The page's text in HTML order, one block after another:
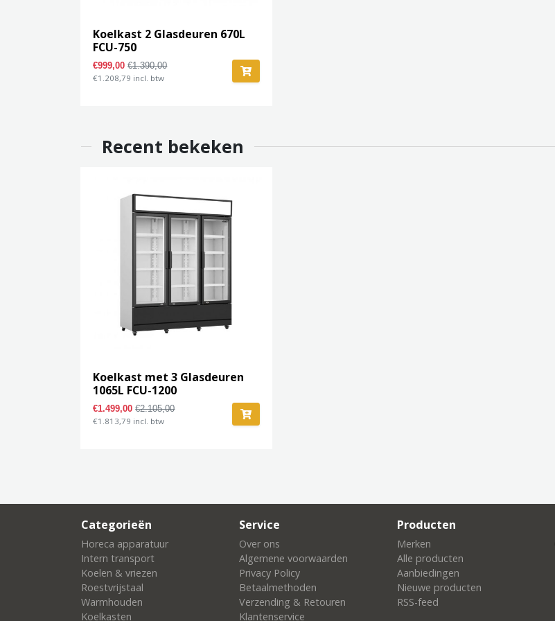
Koelkast 2 Glasdeuren 670L
FCU-750
€999,00€1.390,00
€1.208,79 incl. btw
Recent bekeken
Koelkast met 3 Glasdeuren
1065L FCU-1200
€1.499,00€2.105,00
€1.813,79 incl. btw
Categorieën
Horeca apparatuur
Intern transport
Koelen & vriezen
Roestvrijstaal
Warmhouden
Koelkasten
Service
Over ons
Algemene voorwaarden
Privacy Policy
Betaalmethoden
Verzending & Retouren
Klantenservice
Producten
Merken
Alle producten
Aanbiedingen
Nieuwe producten
RSS-feed